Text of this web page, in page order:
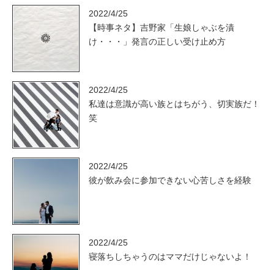
2022/4/25
【時事ネタ】吉野家「生娘しゃぶを漬
け・・・」発言の正しい受け止め方
2022/4/25
私達は意識が高い族とはちがう、切実族だ！
笑
2022/4/25
彼が飲み会に参加できない心苦しさを経験
2022/4/25
寝落ちしちゃうのはママだけじゃないよ！